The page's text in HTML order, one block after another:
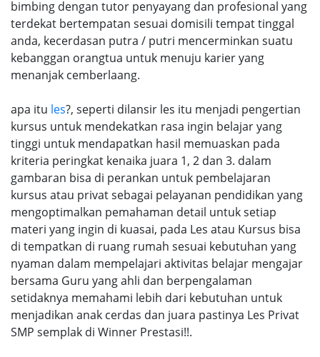
bimbing dengan tutor penyayang dan profesional yang
terdekat bertempatan sesuai domisili tempat tinggal
anda, kecerdasan putra / putri mencerminkan suatu
kebanggan orangtua untuk menuju karier yang
menanjak cemberlaang.
apa itu les?, seperti dilansir les itu menjadi pengertian
kursus untuk mendekatkan rasa ingin belajar yang
tinggi untuk mendapatkan hasil memuaskan pada
kriteria peringkat kenaika juara 1, 2 dan 3. dalam
gambaran bisa di perankan untuk pembelajaran
kursus atau privat sebagai pelayanan pendidikan yang
mengoptimalkan pemahaman detail untuk setiap
materi yang ingin di kuasai, pada Les atau Kursus bisa
di tempatkan di ruang rumah sesuai kebutuhan yang
nyaman dalam mempelajari aktivitas belajar mengajar
bersama Guru yang ahli dan berpengalaman
setidaknya memahami lebih dari kebutuhan untuk
menjadikan anak cerdas dan juara pastinya Les Privat
SMP semplak di Winner Prestasi!!.